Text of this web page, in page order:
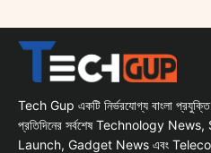
Tech Gup একটি নির্ভরযোগ্য বাংলা প্রযুক্তি
প্রতিদিনের সর্বশেষ Technology
Launch, Gadget News এবং